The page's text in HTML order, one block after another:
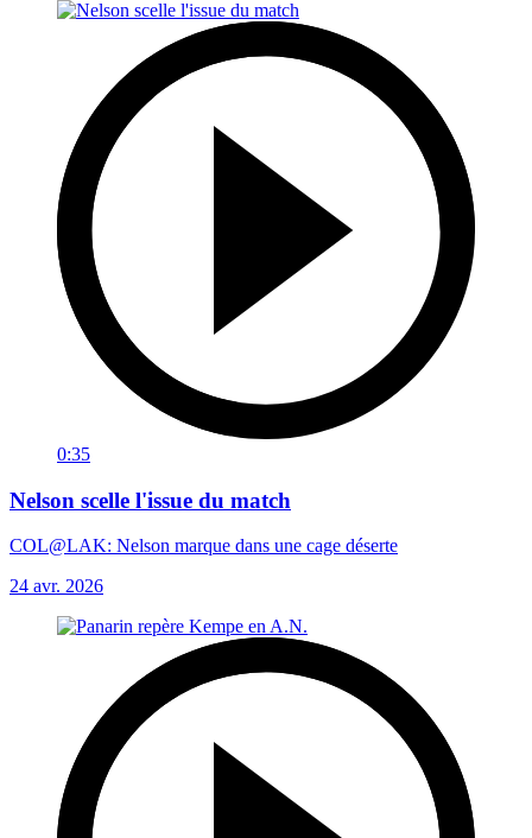
0:35
Nelson scelle l'issue du match
COL@LAK: Nelson marque dans une cage déserte
24 avr. 2026